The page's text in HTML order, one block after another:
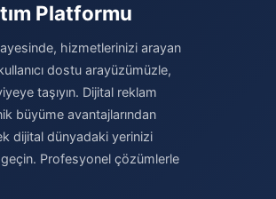
Platformu
hizmetlerinizi arayan
dostu arayüzümüzle,
taşıyın. Dijital reklam
büyüme avantajlarından
dijital dünyadaki yerinizi
Profesyonel çözümlerle